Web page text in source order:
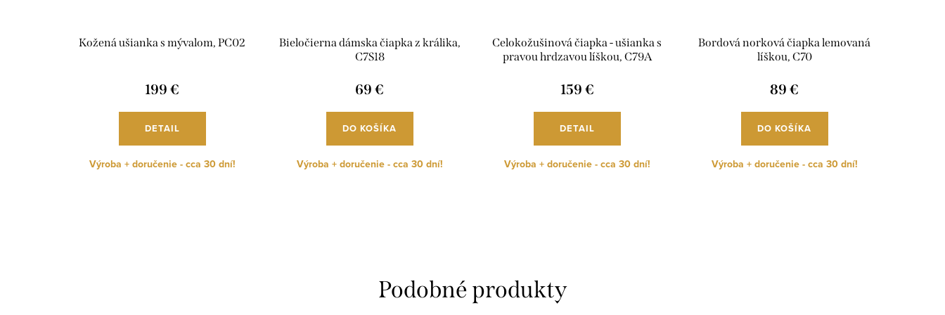
Kožená ušianka s mývalom, PC02
199 €
DETAIL
Výroba + doručenie - cca 30 dní!
Bieločierna dámska čiapka z králika,
C7S18
69 €
DO KOŠÍKA
Výroba + doručenie - cca 30 dní!
Celokožušinová čiapka - ušianka s
pravou hrdzavou líškou, C79A
159 €
DETAIL
Výroba + doručenie - cca 30 dní!
Bordová norková čiapka lemovaná
líškou, C70
89 €
DO KOŠÍKA
Výroba + doručenie - cca 30 dní!